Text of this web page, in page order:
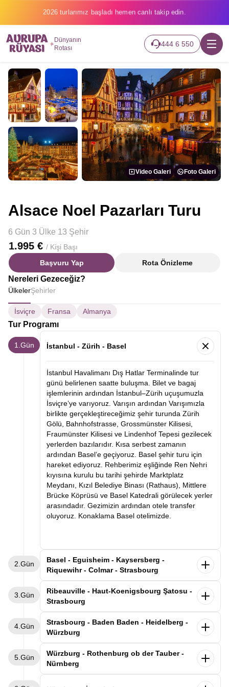
2026 turlarımız başladı hemen canlı takip edin.
Dünyanın
Rotası
444 6 550
Video Galeri Foto Galeri
Alsace Noel Pazarları Turu
6 Gün 3 Ülke 13 Şehir
1.995 € / Kişi Başı
Başvuru Yap
Rota Önizleme
Nereleri Gezeceğiz?
ÜlkelerŞehirler
İsviçre Fransa Almanya
Tur Programı
1.Gün İstanbul - Zürih - Basel
İstanbul Havalimanı Dış Hatlar Terminalinde tur
günü belirlenen saatte buluşma. Bilet ve bagaj
işlemlerinin ardından İstanbul–Zürih uçuşumuzla
İsviçre’ye varıyoruz. Varışın ardından Varışımızla
birlikte gerçekleştireceğimiz şehir turunda Zürih
Gölü, Bahnhofstrasse, Grossmünster Kilisesi,
Fraumünster Kilisesi ve Lindenhof Tepesi gezilecek
yerlerden bazılarıdır. Kısa serbest zamanın
ardından Basel’e geçiyoruz. Basel şehir turu için
hareket ediyoruz. Rehberimiz eşliğinde Ren Nehri
kıyısına kurulu bu tarihi şehirde Marktplatz
Meydanı, Kızıl Belediye Binası (Rathaus), Mittlere
Brücke Köprüsü ve Basel Katedrali görülecek yerler
arasındadır. Gezimizin ardından otele transfer
oluyoruz. Konaklama Basel otelimizde.
2.Gün
Basel - Eguisheim - Kaysersberg -
Riquewihr - Colmar - Strasbourg
Dünyaca ünlü şarap yolunun en güzel kasabalarını
geziyoruz. Alsas-Loren bölgesinde leyleklerin en
geziyoruz. Rengarenk evlerin arasında gezimizi
tamamladıktan “İmparator’un Dağı” anlamına gelen
boyunca uzanan bu eşsiz kasabayı geziyoruz.
Sonrasında şarap mahzenleriyle ünlü Riquewihr
kasabasına geçiyoruz. Üzüm bağlarının kasabanın
3.Gün
Ribeauville - Haut-Koenigsbourg Şatosu -
Strasbourg
kahvaltımızı yaptıktan sonra Strasbourg'daki
otelimizden ayrılarak devam ediyoruz. İlk
incilerinden biri olan Ribeauvillé kasabası. Üzüm
bağlarıyla çevrili bu şirin kasabada, renkli ahşap
4.Gün
Strasbourg - Baden Baden - Heidelberg -
Würzburg
Almanya-Fransa sınırında Kara Ormanın tam
ortasında yer alan Baden-Baden’e geçiyoruz.
5.Gün
Würzburg - Rothenburg ob der Tauber -
Nürnberg